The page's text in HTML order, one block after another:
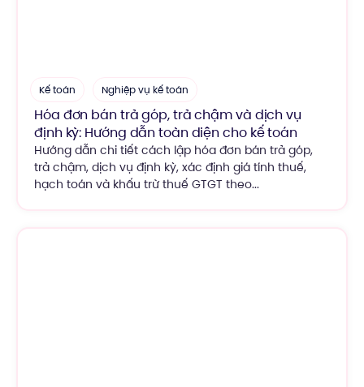
Kế toán Nghiệp vụ kế toán
Hóa đơn bán trả góp, trả chậm và dịch vụ
định kỳ: Hướng dẫn toàn diện cho kế toán
Hướng dẫn chi tiết cách lập hóa đơn bán trả góp,
trả chậm, dịch vụ định kỳ, xác định giá tính thuế,
hạch toán và khấu trừ thuế GTGT theo...